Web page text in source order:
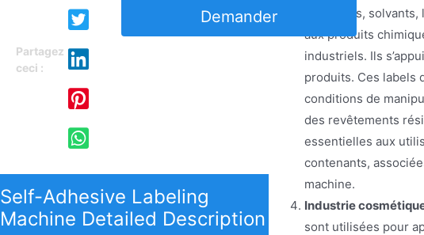
Partagez
ceci :
Demander
Self-Adhesive Labeling
Machine Detailed Description
chimiques,
aux produits
industriels. Ils
produits. Ces labels
conditions de
des revêtements
essentielles aux
contenants,
machine.
Industrie
sont utilisées pour